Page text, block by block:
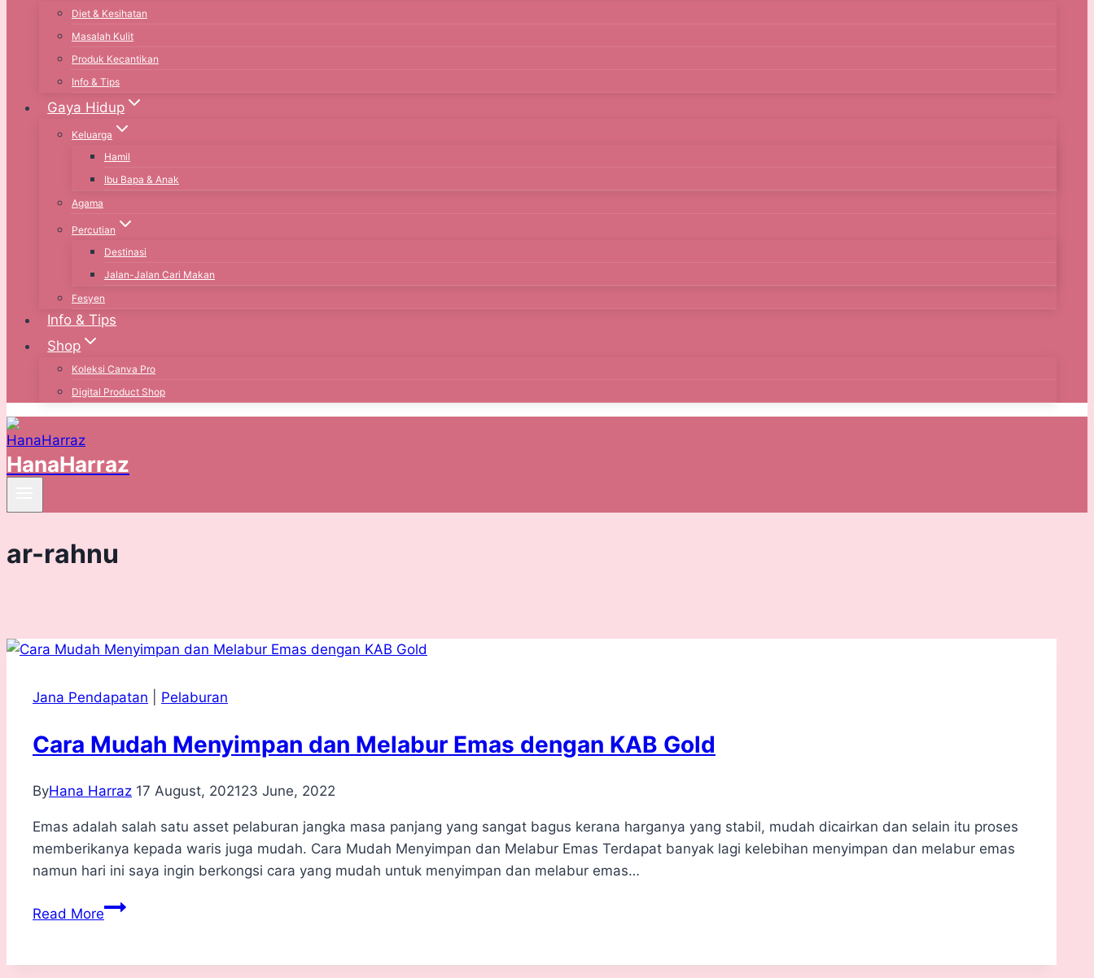
Diet & Kesihatan
Masalah Kulit
Produk Kecantikan
Info & Tips
Gaya Hidup
Keluarga
Hamil
Ibu Bapa & Anak
Agama
Percutian
Destinasi
Jalan-Jalan Cari Makan
Fesyen
Info & Tips
Shop
Koleksi Canva Pro
Digital Product Shop
HanaHarraz
ar-rahnu
Jana Pendapatan Pelaburan
Cara Mudah Menyimpan dan Melabur Emas dengan KAB Gold
ByHana Harraz 17 August, 202123 June, 2022
Emas adalah salah satu asset pelaburan jangka masa panjang yang sangat bagus kerana harganya yang stabil, mudah dicairkan dan selain itu proses
memberikanya kepada waris juga mudah. Cara Mudah Menyimpan dan Melabur Emas Terdapat banyak lagi kelebihan menyimpan dan melabur emas
namun hari ini saya ingin berkongsi cara yang mudah untuk menyimpan dan melabur emas…
Read MoreCara